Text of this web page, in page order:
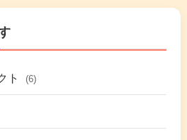
ト (6)